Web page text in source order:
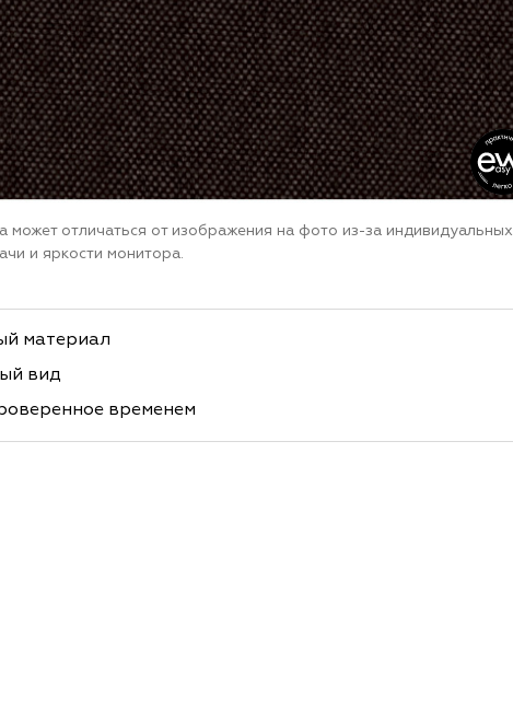
может отличаться от изображения на фото из-за индивидуальных
и яркости монитора.
материал
вид
временем